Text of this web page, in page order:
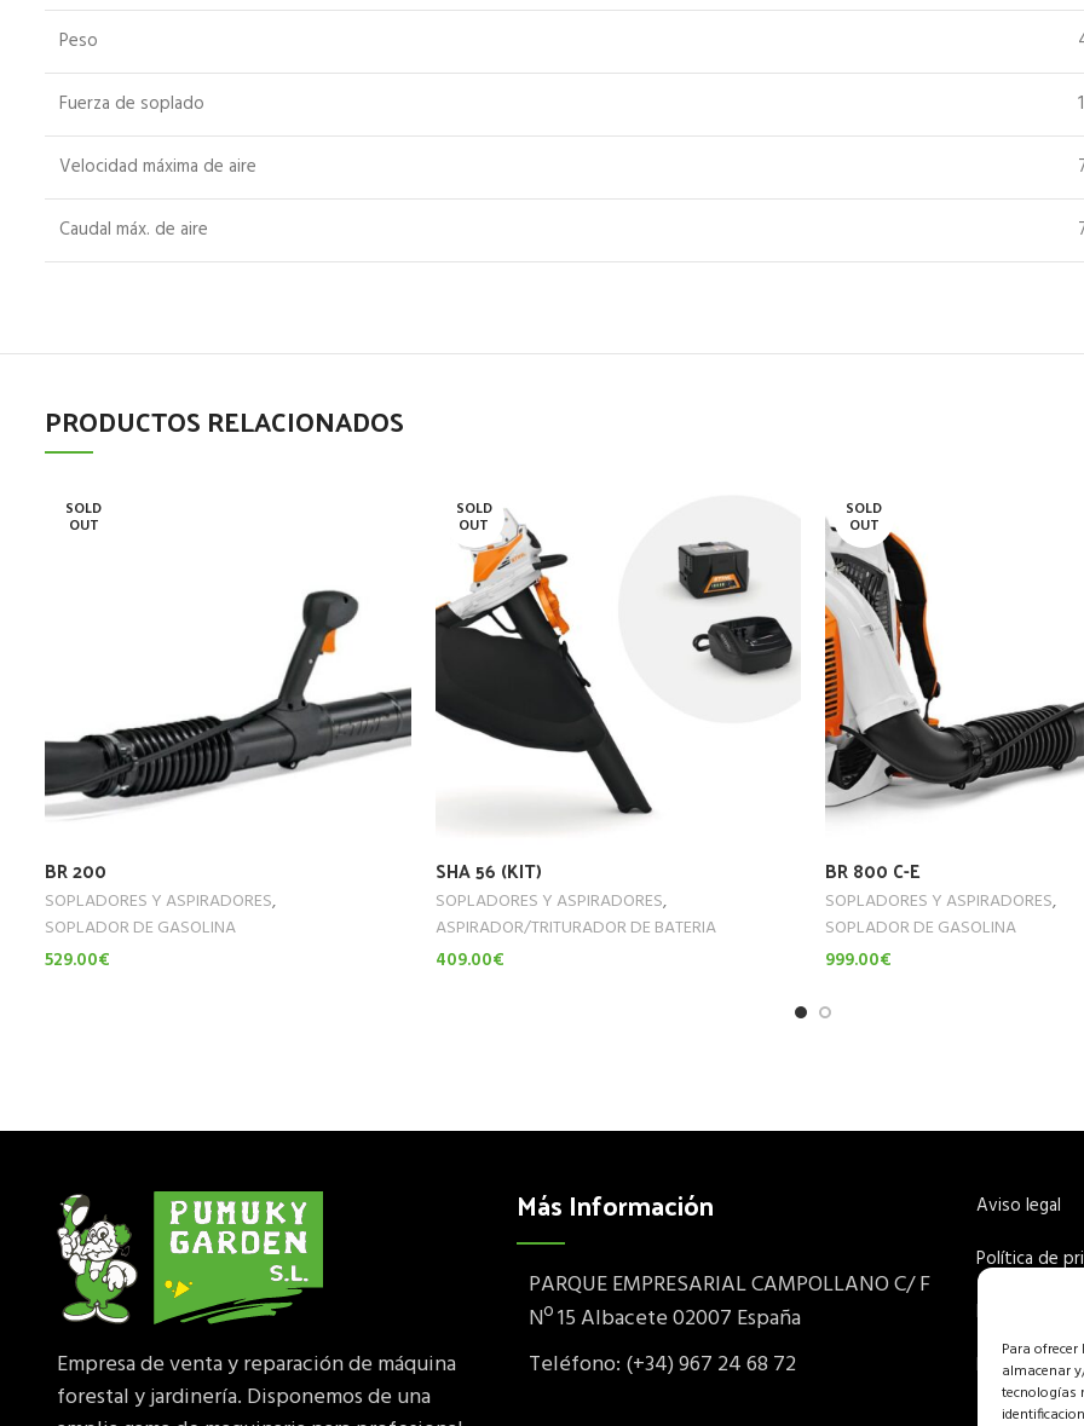
Para
almacenar
tecnologías
Peso
Fuerza de soplado
Velocidad máxima de aire
Caudal máx. de aire
PRODUCTOS RELACIONADOS
SOLD
OUT
BR 200
SOPLADORES Y ASPIRADORES,
SOPLADOR DE GASOLINA
529.00€
SOLD
OUT
SHA 56 (KIT)
SOPLADORES Y ASPIRADORES,
ASPIRADOR/TRITURADOR DE BATERIA
409.00€
SOLD
OUT
BR 800 C-E
SOPLADORES Y ASPIRADORES,
SOPLADOR DE GASOLINA
999.00€
Empresa de venta y reparación de máquina
forestal y jardinería. Disponemos de una
Más Información
PARQUE EMPRESARIAL CAMPOLLANO C/ F
Nº 15 Albacete 02007 España
Teléfono: (+34) 967 24 68 72
Aviso legal
Política de
Política de
Política de